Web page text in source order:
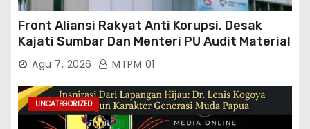
Front Aliansi Rakyat Anti Korupsi, Desak
Kajati Sumbar Dan Menteri PU Audit Material
PT. Brantas Abipraya Kontrak No :
06.Nopember 2025 s.d 31 Maret 2026
Sumber Dana: APBN Nilai Kontrak : Rp
76.130.630.000.00,- Diduga Ka.Balai BWSS V
Padang Tutup Mata
Agu 7, 2026 MTPM 01
UNCATEGORIZED